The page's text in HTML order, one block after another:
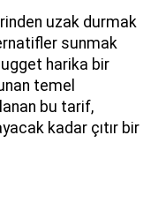
uzak durmak
sunmak
harika bir
temel
bu tarif,
kadar çıtır bir